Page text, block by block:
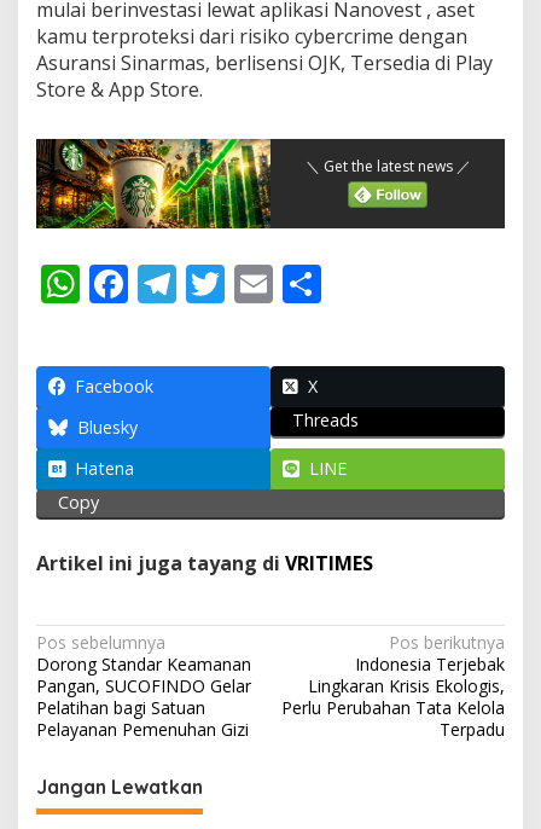
mulai berinvestasi lewat aplikasi Nanovest , aset
kamu terproteksi dari risiko cybercrime dengan
Asuransi Sinarmas, berlisensi OJK, Tersedia di Play
Store & App Store.
＼ Get the latest news ／
W
at
s
A
p
p
F
e
b
o
o
k
T
e
a
m
T
itt
E
ai
l
ar
e
Facebook
X
Bluesky
Threads
Hatena
LINE
Copy
Artikel ini juga tayang di VRITIMES
N
a
v
i
g
a
Pos sebelumnya
Dorong Standar Keamanan
Pangan, SUCOFINDO Gelar
Pelatihan bagi Satuan
Pelayanan Pemenuhan Gizi
Pos berikutnya
Indonesia Terjebak
Lingkaran Krisis Ekologis,
Perlu Perubahan Tata Kelola
Terpadu
Jangan Lewatkan